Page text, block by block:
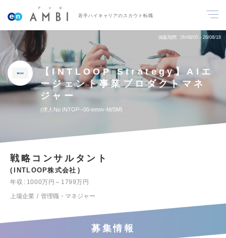
若手ハイキャリアのスカウト転職
掲載期間 26/08/05～26/08/18
【INTLOOP Strategy】AIエ
ージェント事業プロダクトマネ
ジャー
求人No.INTOP--00-innov-M/SM
戦略コンサルタント
INTLOOP株式会社
年収
1000万円～1799万円
上場企業
管理職・マネジャー
募集情報